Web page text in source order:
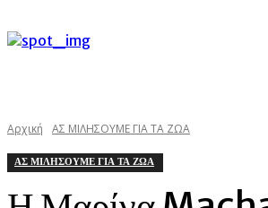
Αρχική ΑΣ ΜΙΛΗΣΟΥΜΕ ΓΙΑ ΤΑ ΖΩΑ
ΑΣ ΜΙΛΗΣΟΥΜΕ ΓΙΑ ΤΑ ΖΩΑ